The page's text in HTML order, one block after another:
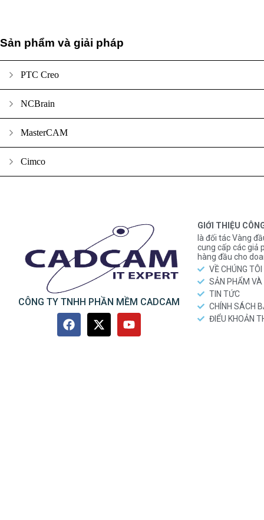
Sản phẩm và giải pháp
PTC Creo
NCBrain
MasterCAM
Cimco
CÔNG TY TNHH PHẦN MỀM CADCAM
GIỚI THIỆU
là đối tác Vàng
cung cấp các giả
hàng đầu cho
VỀ CHÚNG TÔI
SẢN PHẨM VÀ
TIN TỨC
CHÍNH SÁCH
ĐIỂU KHOẢN